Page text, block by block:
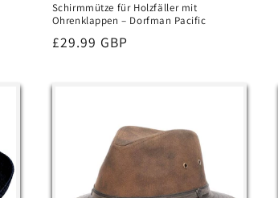
Schirmmütze für Holzfäller mit
Ohrenklappen – Dorfman Pacific
Normaler
£29.99 GBP